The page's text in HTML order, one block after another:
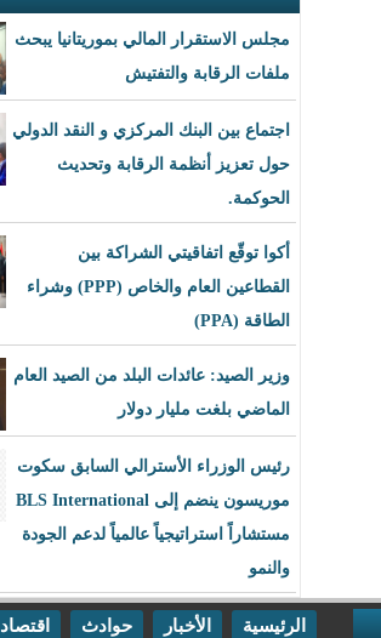
مجلس الاستقرار المالي بموريتانيا يبحث
ملفات الرقابة والتفتيش
اجتماع بين البنك المركزي و النقد الدولي
حول تعزيز أنظمة الرقابة وتحديث
الحوكمة.
أكوا توقّع اتفاقيتي الشراكة بين
القطاعين العام والخاص (PPP) وشراء
الطاقة (PPA)
وزير الصيد: عائدات البلد من الصيد العام
الماضي بلغت مليار دولار
رئيس الوزراء الأسترالي السابق سكوت
موريسون ينضم إلى BLS International
مستشاراً استراتيجياً عالمياً لدعم الجودة
والنمو
الرئيسية الأخبار حوادث اقتصاد